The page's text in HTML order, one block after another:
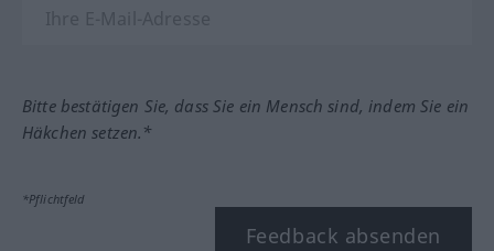
Bitte bestätigen Sie, dass Sie ein Mensch sind, indem Sie ein
Häkchen setzen.*
*Pflichtfeld
Feedback absenden